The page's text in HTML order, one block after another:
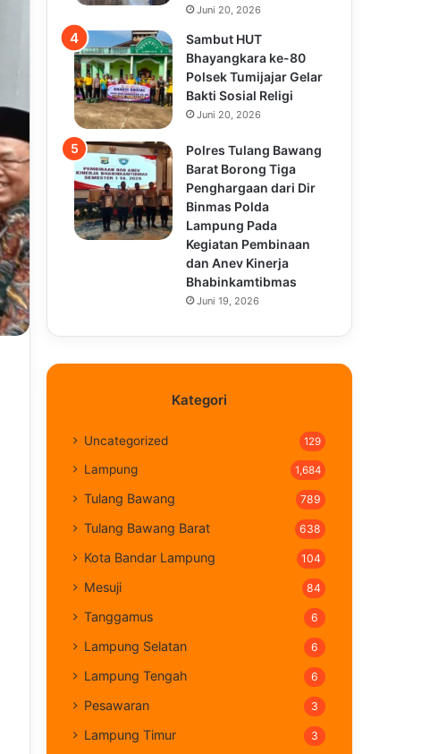
Juni 20, 2026
Sambut HUT
Bhayangkara ke-80
Polsek Tumijajar Gelar
Bakti Sosial Religi
Juni 20, 2026
Polres Tulang Bawang
Barat Borong Tiga
Penghargaan dari Dir
Binmas Polda
Lampung Pada
Kegiatan Pembinaan
dan Anev Kinerja
Bhabinkamtibmas
Juni 19, 2026
Kategori
Uncategorized 129
Lampung 1,684
Tulang Bawang 789
Tulang Bawang Barat 638
Kota Bandar Lampung 104
Mesuji 84
Tanggamus 6
Lampung Selatan 6
Lampung Tengah 6
Pesawaran 3
Lampung Timur 3